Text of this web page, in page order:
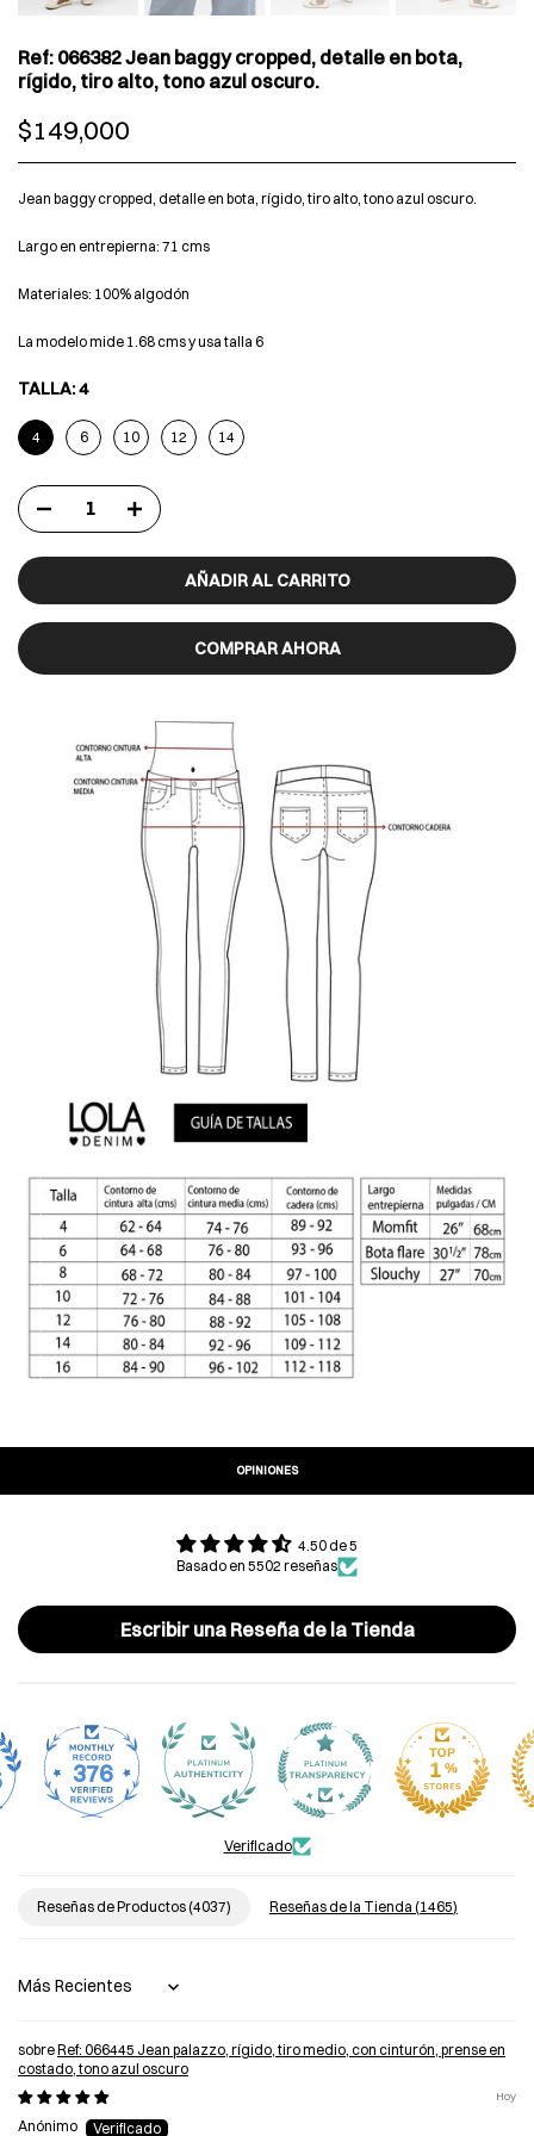
Ref: 066382 Jean baggy cropped, detalle en bota,
rígido, tiro alto, tono azul oscuro.
$149,000
Jean baggy cropped, detalle en bota, rígido, tiro alto, tono azul oscuro.
Largo en entrepierna: 71 cms
Materiales: 100% algodón
La modelo mide 1.68 cms y usa talla 6
TALLA:4
4 6 10 12 14
AÑADIR AL CARRITO
COMPRAR AHORA
OPINIONES
4.50 de 5
Basado en 5502 reseñas
Escribir una Reseña de la Tienda
376
Verificado
Reseñas de Productos (4037) Reseñas de la Tienda (1465)
Sort by
Ref: 066445 Jean palazzo, rígido, tiro medio, con cinturón, prense en
costado, tono azul oscuro
Hoy
Anónimo